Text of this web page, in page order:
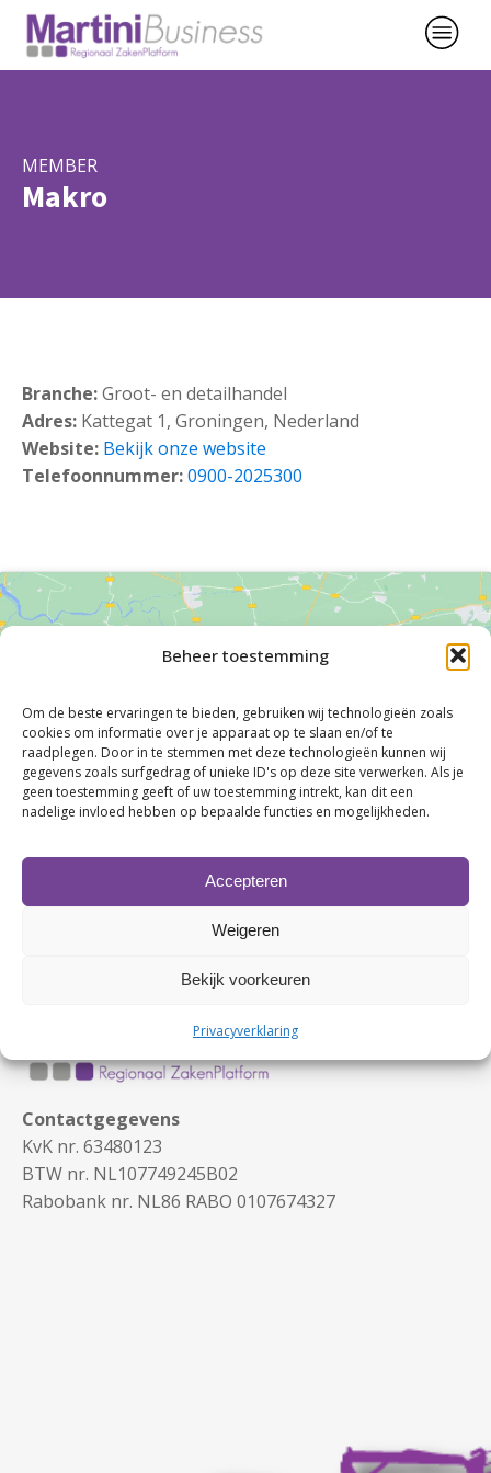
Beheer toestemming
Om de beste ervaringen te bieden, gebruiken wij technologieën zoals
cookies om informatie over je apparaat op te slaan en/of te
raadplegen. Door in te stemmen met deze technologieën kunnen wij
gegevens zoals surfgedrag of unieke ID's op deze site verwerken. Als je
geen toestemming geeft of uw toestemming intrekt, kan dit een
nadelige invloed hebben op bepaalde functies en mogelijkheden.
Accepteren
Weigeren
Bekijk voorkeuren
Privacyverklaring
MEMBER
Makro
Branche:Groot- en detailhandel
Adres: Kattegat 1, Groningen, Nederland
Website: Bekijk onze website
Telefoonnummer:0900-2025300
Klik om marketing cookies te accepteren en
deze inhoud in te schakelen
Contactgegevens
KvK nr. 63480123
BTW nr. NL107749245B02
Rabobank nr. NL86 RABO 0107674327